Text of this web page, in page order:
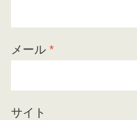
メール *
サイト